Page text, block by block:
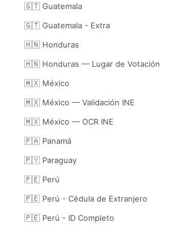
🇬🇹 Guatemala
🇬🇹 Guatemala - Extra
🇭🇳 Honduras
🇭🇳 Honduras — Lugar de Votación
🇲🇽 México
🇲🇽 México — Validación INE
🇲🇽 México — OCR INE
🇵🇦 Panamá
🇵🇾 Paraguay
🇵🇪 Perú
🇵🇪 Perú - Cédula de Extranjero
🇵🇪 Perú - ID Completo